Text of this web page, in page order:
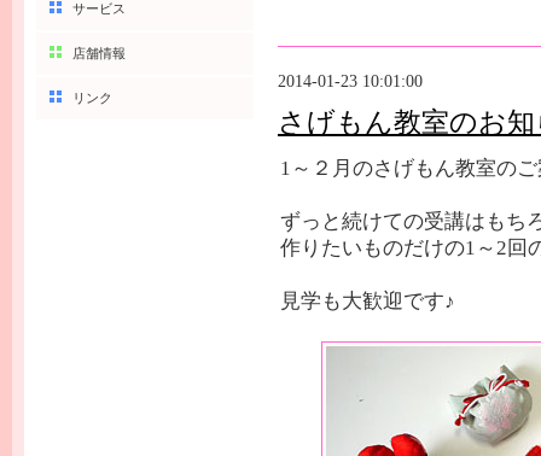
2014-01-23 10:01:00
さげもん教室のお
1～２月のさげもん教室の
ずっと続けての受講はもち
作りたいものだけの1～2回
見学も大歓迎です♪
サービス
店舗情報
リンク